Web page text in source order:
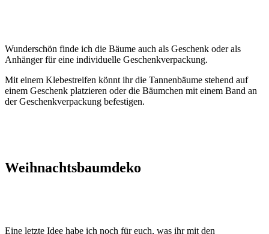
Wunderschön finde ich die Bäume auch als Geschenk oder als
Anhänger für eine individuelle Geschenkverpackung.
Mit einem Klebestreifen könnt ihr die Tannenbäume stehend auf
einem Geschenk platzieren oder die Bäumchen mit einem Band an
der Geschenkverpackung befestigen.
Weihnachtsbaumdeko
Eine letzte Idee habe ich noch für euch, was ihr mit den